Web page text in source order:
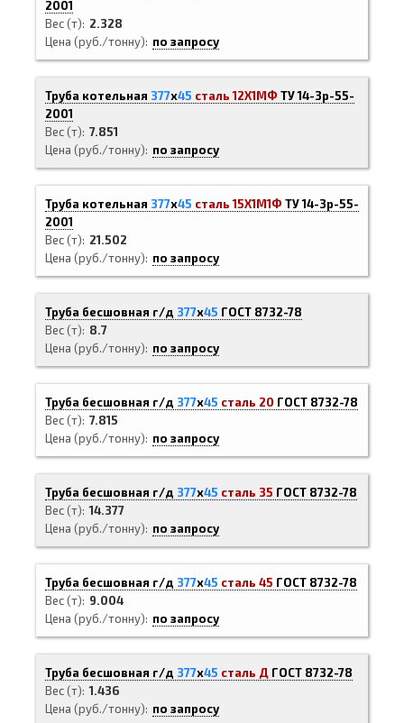
2001
Вес (т)
2.328
Цена (руб./тонну)
по запросу
Труба котельная 377х45 сталь 12Х1МФ ТУ 14-3р-55-
2001
Вес (т) 7.851
Цена (руб./тонну)
по запросу
Труба котельная 377х45 сталь 15Х1М1Ф ТУ 14-3р-55-
2001
Вес (т)
21.502
Цена (руб./тонну)
по запросу
Труба бесшовная г/д 377х45 ГОСТ 8732-78
Вес (т)
8.7
Цена (руб./тонну)
по запросу
Труба бесшовная г/д 377х45 сталь 20 ГОСТ 8732-78
Вес (т) 7.815
Цена (руб./тонну)
по запросу
Труба бесшовная г/д 377х45 сталь 35 ГОСТ 8732-78
Вес (т) 14.377
Цена (руб./тонну)
по запросу
Труба бесшовная г/д 377х45 сталь 45 ГОСТ 8732-78
Вес (т)
9.004
Цена (руб./тонну)
по запросу
Труба бесшовная г/д 377х45 сталь Д ГОСТ 8732-78
Вес (т) 1.436
Цена (руб./тонну)
по запросу